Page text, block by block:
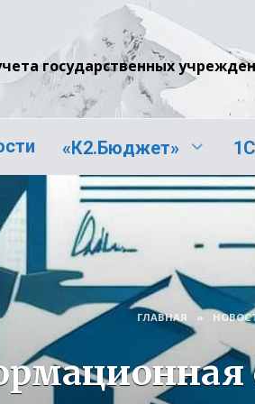
государственных
«К2.Бюджет»
ГЛАВНАЯ »